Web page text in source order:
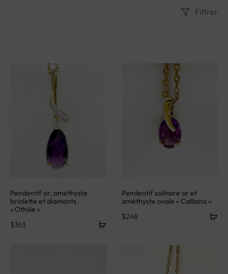
Filtrer
Pendentif or, améthyste
briolette et diamants
« Othilie »
$363
Pendentif solitaire or et
améthyste ovale « Calliana »
$248